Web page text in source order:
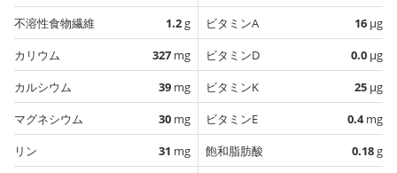
不溶性食物繊維
1.2g
カリウム
327 mg
カルシウム
39 mg
マグネシウム
30 mg
リン
31 mg
ビタミンA
16 µg
ビタミンD
0.0 µg
ビタミンK
25 µg
ビタミンE
0.4mg
飽和脂肪酸
0.18g